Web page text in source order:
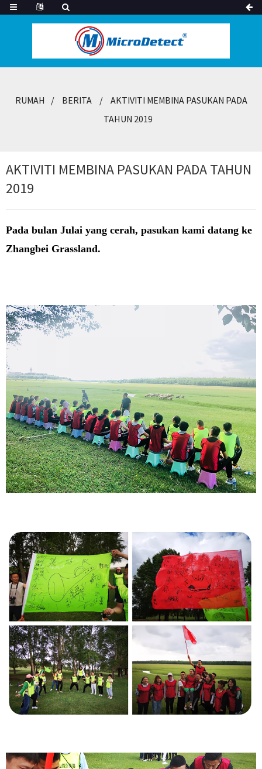
RUMAH BERITA
AKTIVITI MEMBINA PASUKAN PADA
TAHUN 2019
AKTIVITI MEMBINA PASUKAN PADA TAHUN
2019
Pada bulan Julai yang cerah, pasukan kami datang ke
Zhangbei Grassland.